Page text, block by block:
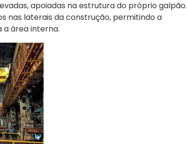
apoiadas na estrutura do próprio galpão.
nas laterais da construção, permitindo a
a área interna.